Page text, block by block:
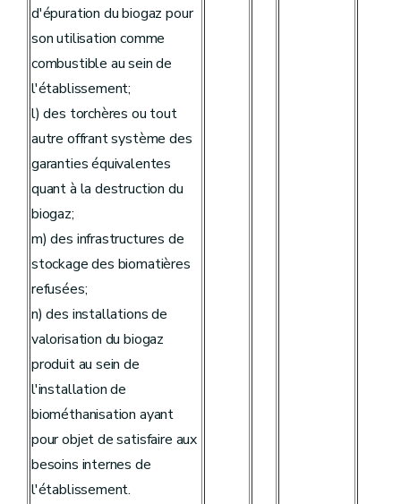
d'épuration du biogaz pour
son utilisation comme
combustible au sein de
l'établissement;
l) des torchères ou tout
autre offrant système des
garanties équivalentes
quant à la destruction du
biogaz;
m) des infrastructures de
stockage des biomatières
refusées;
n) des installations de
valorisation du biogaz
produit au sein de
l'installation de
biométhanisation ayant
pour objet de satisfaire aux
besoins internes de
l'établissement.